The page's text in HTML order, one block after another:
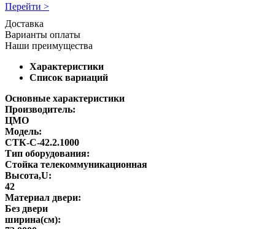
Перейти >
Доставка
Варианты оплаты
Наши преимущества
Характеристики
Список вариаций
Основные характеристики
Производитель:
ЦМО
Модель:
СТК-С-42.2.1000
Тип оборудования:
Стойка телекоммуникационная
Высота,U:
42
Материал двери:
Без двери
ширина(см):